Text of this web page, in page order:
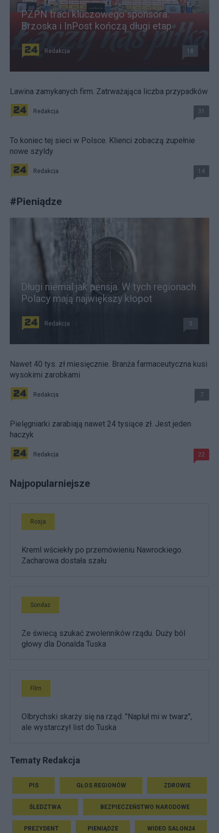
PZPN traci kluczowego sponsora.
Brzoska i InPost kończą długi etap
Redakcja 18
Lawina zamykanych firm. Zatrważająca liczba przypadków
Redakcja 31
To koniec tej sieci w Polsce. Klienci zobaczą zupełnie
nowe szyldy
Redakcja 14
#Pieniądze
Długi niemal jak pensja. W tych regionach
Polacy mają największy kłopot
Redakcja 5
Nawet 40 tys. zł miesięcznie. Branża farmaceutyczna kusi
wysokimi zarobkami
Redakcja 7
Pielęgniarki zarabiają nawet 24 tysiące zł. Jest jeden
haczyk
Redakcja 22
Najpopularniejsze
Rosja
Kreml wściekły po przemówieniu Nawrockiego.
Zacharowa dostała szału
Sondaż
Ze świecą szukać zwolenników rządu. Duży ból
głowy dla Donalda Tuska
Film
Olbrychski skarży się na rząd. "Napluł mi w twarz",
ale wystarczył list do Tuska
Tematy Redakcja
PIS GŁOS REGIONÓW ZDROWIE
ŚLEDZTWA BEZPIECZEŃSTWO NARODOWE
PREZYDENT PIENIĄDZE WIDEO SALON24